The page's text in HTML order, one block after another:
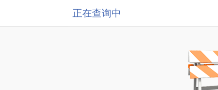
正在查询中